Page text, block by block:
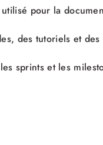
pour la
des tutoriels et
sprints et les